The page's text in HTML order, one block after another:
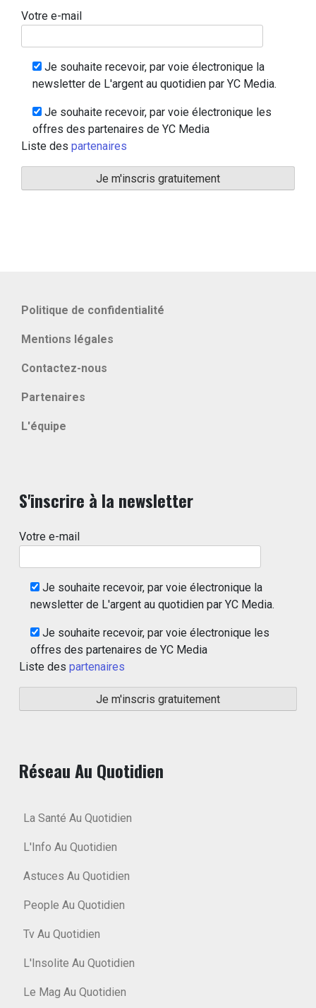
Votre e-mail
Je souhaite recevoir, par voie électronique la
newsletter de L'argent au quotidien par YC Media.
Je souhaite recevoir, par voie électronique les
offres des partenaires de YC Media
Liste des partenaires
Politique de confidentialité
Mentions légales
Contactez-nous
Partenaires
L'équipe
S'inscrire à la newsletter
Votre e-mail
Je souhaite recevoir, par voie électronique la
newsletter de L'argent au quotidien par YC Media.
Je souhaite recevoir, par voie électronique les
offres des partenaires de YC Media
Liste des partenaires
Réseau Au Quotidien
La Santé Au Quotidien
L'Info Au Quotidien
Astuces Au Quotidien
People Au Quotidien
Tv Au Quotidien
L'Insolite Au Quotidien
Le Mag Au Quotidien